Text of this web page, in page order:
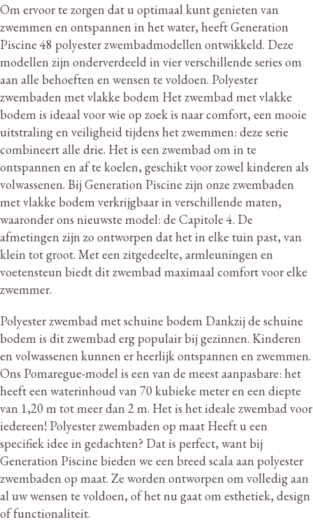
Om ervoor te zorgen dat u optimaal kunt genieten van
zwemmen en ontspannen in het water, heeft Generation
Piscine 48 polyester zwembadmodellen ontwikkeld. Deze
modellen zijn onderverdeeld in vier verschillende series om
aan alle behoeften en wensen te voldoen. Polyester
zwembaden met vlakke bodem Het zwembad met vlakke
bodem is ideaal voor wie op zoek is naar comfort, een mooie
uitstraling en veiligheid tijdens het zwemmen: deze serie
combineert alle drie. Het is een zwembad om in te
ontspannen en af ​​te koelen, geschikt voor zowel kinderen als
volwassenen. Bij Generation Piscine zijn onze zwembaden
met vlakke bodem verkrijgbaar in verschillende maten,
waaronder ons nieuwste model: de Capitole 4. De
afmetingen zijn zo ontworpen dat het in elke tuin past, van
klein tot groot. Met een zitgedeelte, armleuningen en
voetensteun biedt dit zwembad maximaal comfort voor elke
zwemmer.
Polyester zwembad met schuine bodem Dankzij de schuine
bodem is dit zwembad erg populair bij gezinnen. Kinderen
en volwassenen kunnen er heerlijk ontspannen en zwemmen.
Ons Pomaregue-model is een van de meest aanpasbare: het
heeft een waterinhoud van 70 kubieke meter en een diepte
van 1,20 m tot meer dan 2 m. Het is het ideale zwembad voor
iedereen! Polyester zwembaden op maat Heeft u een
specifiek idee in gedachten? Dat is perfect, want bij
Generation Piscine bieden we een breed scala aan polyester
zwembaden op maat. Ze worden ontworpen om volledig aan
al uw wensen te voldoen, of het nu gaat om esthetiek, design
of functionaliteit.